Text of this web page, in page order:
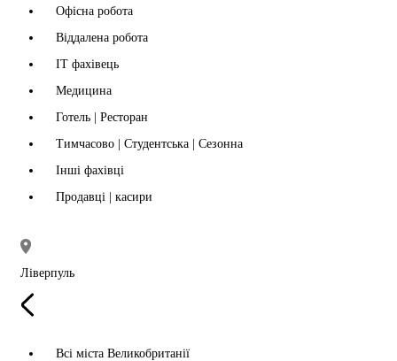
Офісна робота
Віддалена робота
IT фахівець
Медицина
Готель | Ресторан
Тимчасово | Студентська | Сезонна
Інші фахівці
Продавці | касири
Ліверпуль
Всі міста Великобританії